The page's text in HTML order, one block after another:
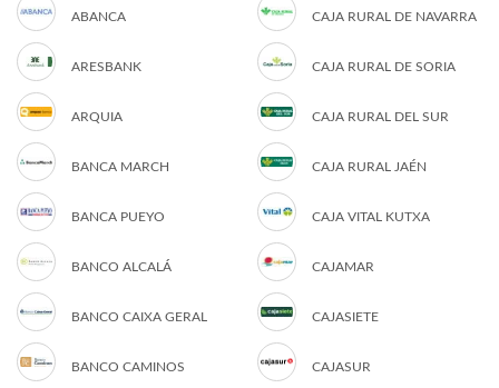
ABANCA
ARESBANK
ARQUIA
BANCA MARCH
BANCA PUEYO
BANCO ALCALÁ
BANCO CAIXA GERAL
BANCO CAMINOS
CAJA RURAL DE NAVARRA
CAJA RURAL DE SORIA
CAJA RURAL DEL SUR
CAJA RURAL JAÉN
CAJA VITAL KUTXA
CAJAMAR
CAJASIETE
CAJASUR